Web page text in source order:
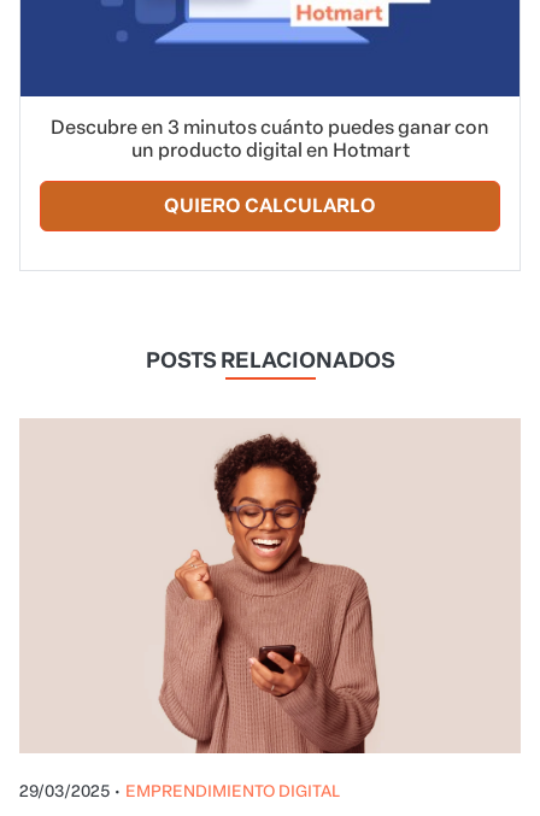
Descubre en 3 minutos cuánto puedes ganar con
un producto digital en Hotmart
QUIERO CALCULARLO
POSTS RELACIONADOS
29/03/2025 • EMPRENDIMIENTO DIGITAL